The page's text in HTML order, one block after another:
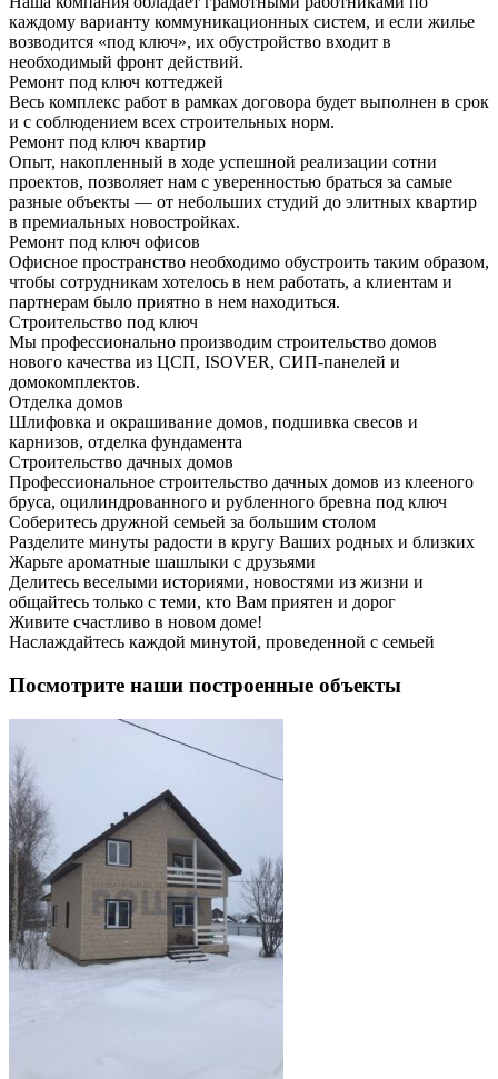
каждому варианту коммуникационных систем, и если жилье
возводится «под ключ», их обустройство входит в
необходимый фронт действий.
Ремонт под ключ коттеджей
Весь комплекс работ в рамках договора будет выполнен в срок
и с соблюдением всех строительных норм.
Ремонт под ключ квартир
Опыт, накопленный в ходе успешной реализации сотни
проектов, позволяет нам с уверенностью браться за самые
разные объекты — от небольших студий до элитных квартир
в премиальных новостройках.
Ремонт под ключ офисов
Офисное пространство необходимо обустроить таким образом,
чтобы сотрудникам хотелось в нем работать, а клиентам и
партнерам было приятно в нем находиться.
Строительство под ключ
Мы профессионально производим строительство домов
нового качества из ЦСП, ISOVER, СИП-панелей и
домокомплектов.
Отделка домов
Шлифовка и окрашивание домов, подшивка свесов и
карнизов, отделка фундамента
Строительство дачных домов
Профессиональное строительство дачных домов из клееного
бруса, оцилиндрованного и рубленного бревна под ключ
Соберитесь дружной семьей за большим столом
Разделите минуты радости в кругу Ваших родных и близких
Жарьте ароматные шашлыки с друзьями
Делитесь веселыми историями, новостями из жизни и
общайтесь только с теми, кто Вам приятен и дорог
Живите счастливо в новом доме!
Наслаждайтесь каждой минутой, проведенной с семьей
Посмотрите наши построенные объекты